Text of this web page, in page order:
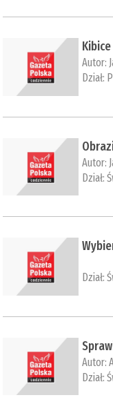
Autor:
Dział:
Autor:
Dział:
Dział:
Autor:
Dział: